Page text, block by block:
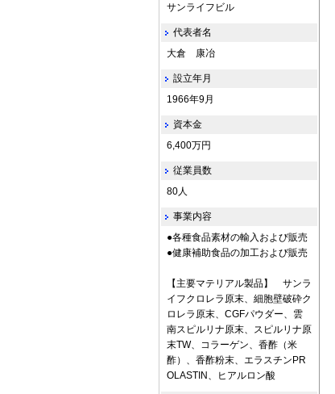
サンライフビル
代表者名
大倉 康冶
設立年月
1966年9月
資本金
6,400万円
従業員数
80人
事業内容
●各種食品素材の輸入および販売
●健康補助食品の加工および販売
【主要マテリアル製品】 サンラ
イフクロレラ原末、細胞壁破砕ク
ロレラ原末、CGFパウダー、雲
南スピルリナ原末、スピルリナ原
末TW、コラーゲン、香酢（米
酢）、香酢粉末、エラスチンPR
OLASTIN、ヒアルロン酸